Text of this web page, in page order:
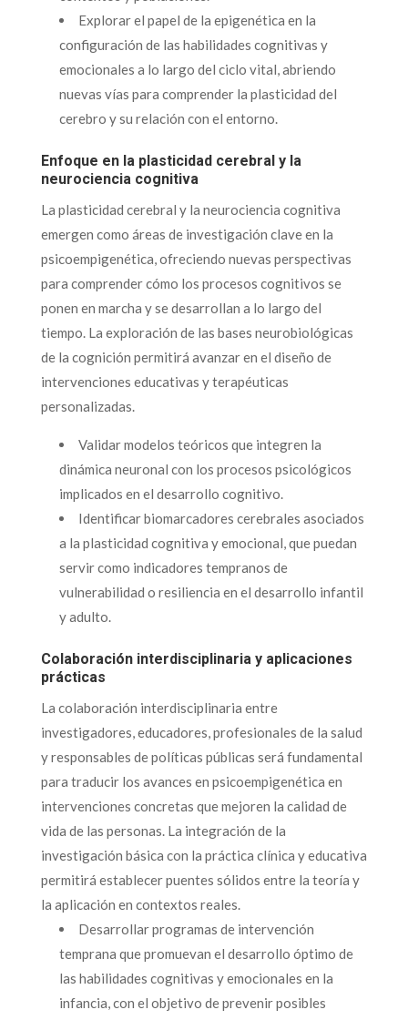
Explorar el papel de la epigenética en la
configuración de las habilidades cognitivas y
emocionales a lo largo del ciclo vital, abriendo
nuevas vías para comprender la plasticidad del
cerebro y su relación con el entorno.
Enfoque en la plasticidad cerebral y la
neurociencia cognitiva
La plasticidad cerebral y la neurociencia cognitiva
emergen como áreas de investigación clave en la
psicoempigenética, ofreciendo nuevas perspectivas
para comprender cómo los procesos cognitivos se
ponen en marcha y se desarrollan a lo largo del
tiempo. La exploración de las bases neurobiológicas
de la cognición permitirá avanzar en el diseño de
intervenciones educativas y terapéuticas
personalizadas.
Validar modelos teóricos que integren la
dinámica neuronal con los procesos psicológicos
implicados en el desarrollo cognitivo.
Identificar biomarcadores cerebrales asociados
a la plasticidad cognitiva y emocional, que puedan
servir como indicadores tempranos de
vulnerabilidad o resiliencia en el desarrollo infantil
y adulto.
Colaboración interdisciplinaria y aplicaciones
prácticas
La colaboración interdisciplinaria entre
investigadores, educadores, profesionales de la salud
y responsables de políticas públicas será fundamental
para traducir los avances en psicoempigenética en
intervenciones concretas que mejoren la calidad de
vida de las personas. La integración de la
investigación básica con la práctica clínica y educativa
permitirá establecer puentes sólidos entre la teoría y
la aplicación en contextos reales.
Desarrollar programas de intervención
temprana que promuevan el desarrollo óptimo de
las habilidades cognitivas y emocionales en la
infancia, con el objetivo de prevenir posibles